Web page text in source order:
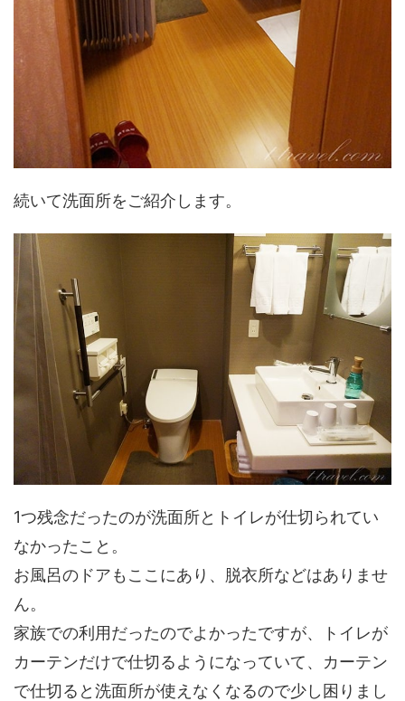
続いて洗面所をご紹介します。
1つ残念だったのが洗面所とトイレが仕切られてい
なかったこと。
お風呂のドアもここにあり、脱衣所などはありませ
ん。
家族での利用だったのでよかったですが、トイレが
カーテンだけで仕切るようになっていて、カーテン
で仕切ると洗面所が使えなくなるので少し困りまし